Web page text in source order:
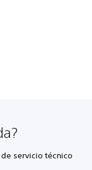
servicio técnico